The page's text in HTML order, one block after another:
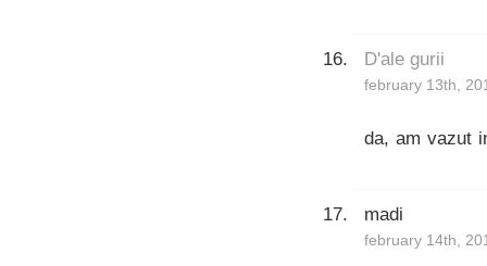
D'ale gurii
february 13th,
da, am vazut
madi
february 14th,